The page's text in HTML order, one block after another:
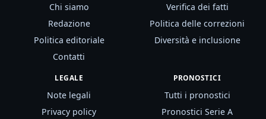
Chi siamo
Redazione
Politica editoriale
Contatti
Verifica dei fatti
Politica delle correzioni
Diversità e inclusione
LEGALE
Note legali
Privacy policy
PRONOSTICI
Tutti i pronostici
Pronostici Serie A